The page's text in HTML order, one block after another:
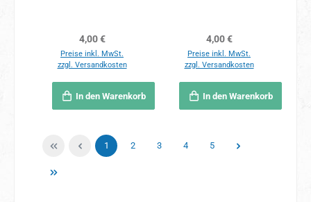
Regulärer Preis:
4,00 €
Preise inkl. MwSt.
zzgl. Versandkosten
In den Warenkorb
Regulärer Preis:
4,00 €
Preise inkl. MwSt.
zzgl. Versandkosten
In den Warenkorb
Seite
1 Seite
2 Seite
3 Seite
4 Seite
5